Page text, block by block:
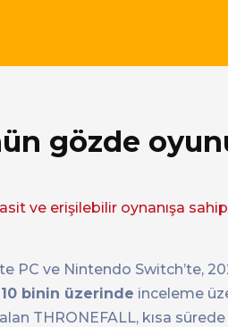
gözde
ve erişilebilir oynanışa sahip
PC ve Nintendo Switch’te,
10 binin üzerinde inceleme
THRONEFALL, kısa sürede